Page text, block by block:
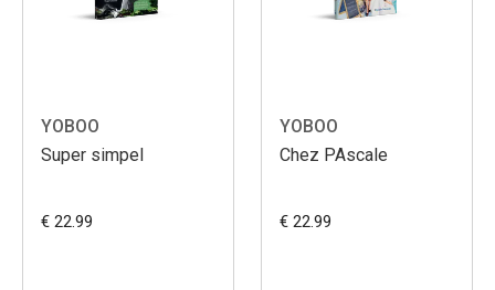
YOBOO
Super simpel
€ 22.99
YOBOO
Chez PAscale
€ 22.99